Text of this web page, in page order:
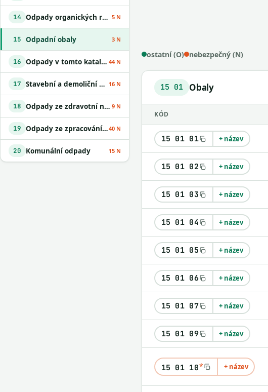
14 Odpady organických rozpouštědel 5 N
15 Odpadní obaly 3 N
16 Odpady v tomto katalogu jinak neurčené 44 N
17 Stavební a demoliční odpady 16 N
18 Odpady ze zdravotní nebo veterinární péče a /nebo z výzkumu s nimi souvisejícího 9 N
19 Odpady ze zpracování odpadu a z ČOV40 N
20 Komunální odpady 15 N
ostatní (O) nebezpečný (N)
15 01 Obaly
KÓD
15 01 01 + název
15 01 02 + název
15 01 03 + název
15 01 04 + název
15 01 05 + název
15 01 06 + název
15 01 07 + název
15 01 09 + název
15 01 10* + název